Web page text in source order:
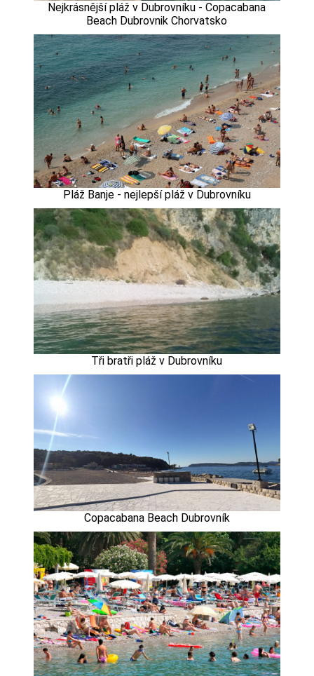
Nejkrásnější pláž v Dubrovníku - Copacabana
Beach Dubrovnik Chorvatsko
Pláž Banje - nejlepší pláž v Dubrovníku
Tři bratři pláž v Dubrovníku
Copacabana Beach Dubrovník